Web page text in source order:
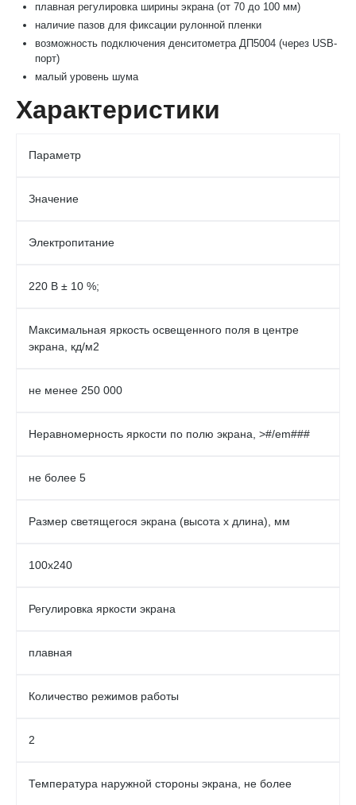
плавная регулировка ширины экрана (от 70 до 100 мм)
наличие пазов для фиксации рулонной пленки
возможность подключения денситометра ДП5004 (через USB-
порт)
малый уровень шума
Характеристики
Параметр
Значение
Электропитание
220 В ± 10 %;
Максимальная яркость освещенного поля в центре
экрана, кд/м2
не менее 250 000
Неравномерность яркости по полю экрана, >#/em###
не более 5
Размер светящегося экрана (высота х длина), мм
100х240
Регулировка яркости экрана
плавная
Количество режимов работы
2
Температура наружной стороны экрана, не более